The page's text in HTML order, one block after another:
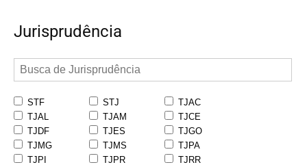
Jurisprudência
STF STJ
TJAC
TJAL
TJAM
TJCE
TJDF
TJES
TJGO
TJMG
TJMS
TJPA
TJPI
TJPR
TJRR